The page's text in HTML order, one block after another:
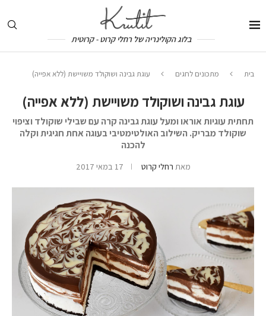
בלוג הקולינריה של רחלי קרוט - קרוטית
בית מתכונים לחגים עוגת גבינה ושוקולד משויישת (ללא אפייה)
עוגת גבינה ושוקולד משויישת (ללא אפייה)
תחתית עוגיות אוראו ומעל עוגת גבינה קרה עם שבילי שוקולד וציפוי
שוקולד מבריק. השילוב האולטימטיבי בעוגה אחת חגיגית וקלה
להכנה
מאת רחלי קרוט 17 במאי 2017